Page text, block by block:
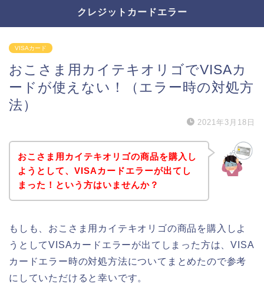
クレジットカードエラー
VISAカード
おこさま用カイテキオリゴでVISAカ
ードが使えない！（エラー時の対処方
法）
2021年3月18日
おこさま用カイテキオリゴの商品を購入し
ようとして、VISAカードエラーが出てし
まった！という方はいませんか？
もしも、おこさま用カイテキオリゴの商品を購入しよ
うとしてVISAカードエラーが出てしまった方は、VISA
カードエラー時の対処方法についてまとめたので参考
にしていただけると幸いです。